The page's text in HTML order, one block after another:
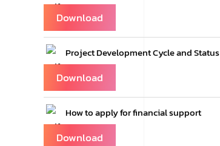
Download
Project Development Cycle and Status
Download
How to apply for financial support
Download